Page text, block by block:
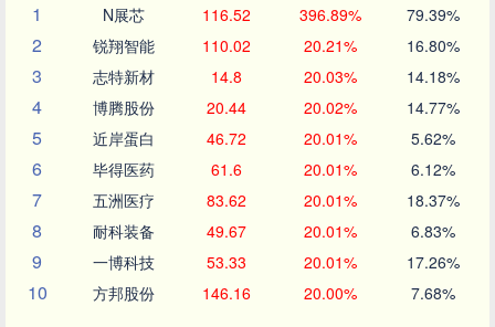
1
N展芯 116.52 396.89% 79.39%
2 锐翔智能 110.02 20.21% 16.80%
3 志特新材 14.8 20.03% 14.18%
4 博腾股份 20.44 20.02% 14.77%
5 近岸蛋白 46.72 20.01% 5.62%
6 毕得医药 61.6 20.01% 6.12%
7 五洲医疗 83.62 20.01% 18.37%
8 耐科装备 49.67 20.01% 6.83%
9 一博科技 53.33 20.01% 17.26%
10 方邦股份 146.16 20.00% 7.68%